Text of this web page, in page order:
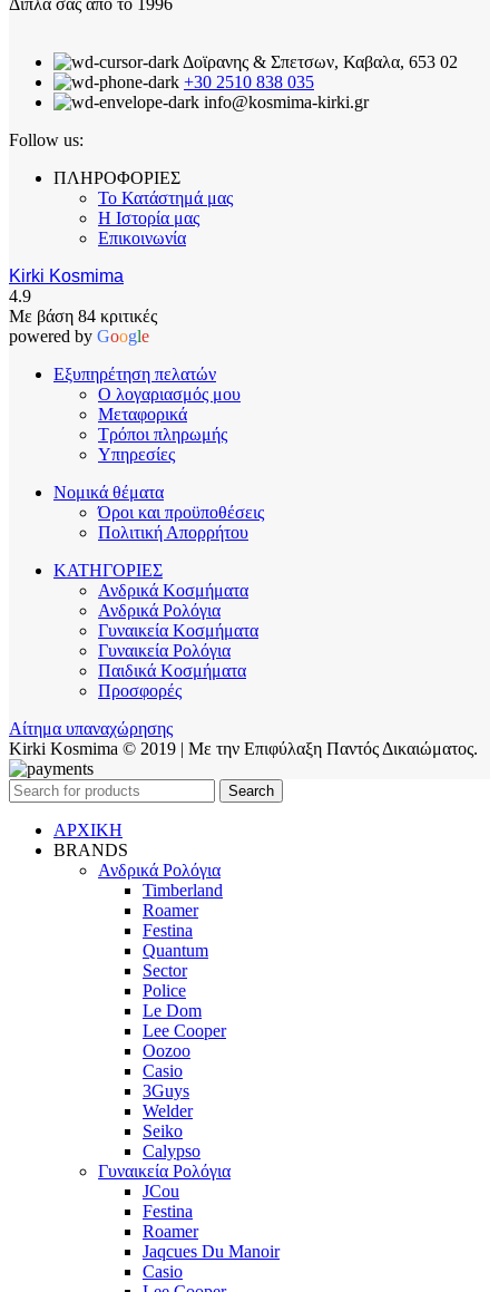
Δοϊρανης & Σπετσων, Καβαλα, 653 02
+30 2510 838 035
info@kosmima-kirki.gr
Follow us:
ΠΛΗΡΟΦΟΡΙΕΣ
Το Κατάστημά μας
Η Ιστορία μας
Επικοινωνία
Kirki Kosmima
4.9
Με βάση 84 κριτικές
powered by Google
Εξυπηρέτηση πελατών
Ο λογαριασμός μου
Μεταφορικά
Τρόποι πληρωμής
Υπηρεσίες
Νομικά θέματα
Όροι και προϋποθέσεις
Πολιτική Απορρήτου
ΚΑΤΗΓΟΡΙΕΣ
Ανδρικά Κοσμήματα
Ανδρικά Ρολόγια
Γυναικεία Κοσμήματα
Γυναικεία Ρολόγια
Παιδικά Κοσμήματα
Προσφορές
Αίτημα υπαναχώρησης
Kirki Kosmima © 2019 | Με την Επιφύλαξη Παντός Δικαιώματος.
Search
ΑΡΧΙΚΗ
BRANDS
Ανδρικά Ρολόγια
Timberland
Roamer
Festina
Quantum
Sector
Police
Le Dom
Lee Cooper
Oozoo
Casio
3Guys
Welder
Seiko
Calypso
Γυναικεία Ρολόγια
JCou
Festina
Roamer
Jaqcues Du Manoir
Casio